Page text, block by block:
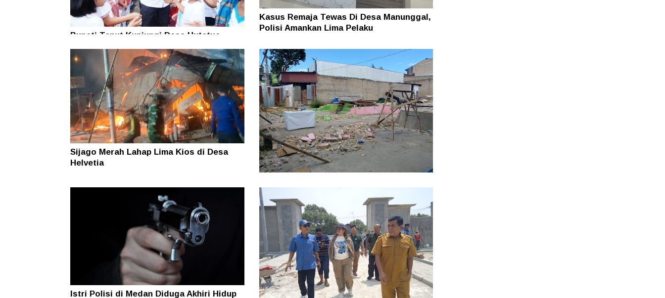
Bupati Taput Kunjungi Desa Hutatua
Kesejahteraan Masyarakat
Kasus Remaja Tewas Di Desa Manunggal,
Polisi Amankan Lima Pelaku
Sijago Merah Lahap Lima Kios di Desa
Helvetia
Rugi puluhan Juta! Warga Sidikalang
Lapor ke Polres Dairi Gegara Tanah
Sengketa
Istri Polisi di Medan Diduga Akhiri Hidup